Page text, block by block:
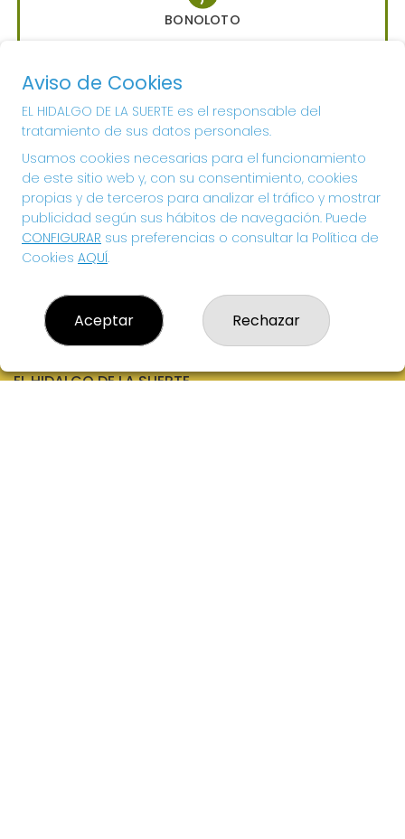
BONOLOTO
PRÓXIMO BOTE MILLONARIO:
700.000€
¡SUERTE!
EL HIDALGO DE LA SUERTE
Aviso de Cookies
EL HIDALGO DE LA SUERTE es el responsable del
tratamiento de sus datos personales.
Usamos cookies necesarias para el funcionamiento
de este sitio web y, con su consentimiento, cookies
propias y de terceros para analizar el tráfico y mostrar
publicidad según sus hábitos de navegación. Puede
CONFIGURAR sus preferencias o consultar la Política de
Cookies AQUÍ.
Aceptar Rechazar